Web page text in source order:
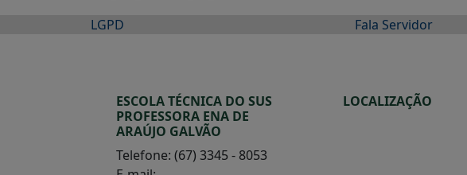
LGPD
Fala Servidor
ESCOLA TÉCNICA DO SUS
PROFESSORA ENA DE
ARAÚJO GALVÃO
Telefone: (67) 3345 - 8053
LOCALIZAÇÃO